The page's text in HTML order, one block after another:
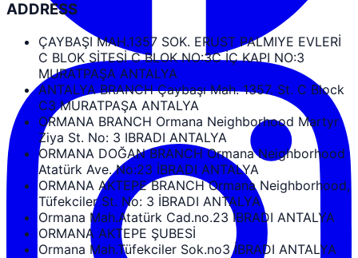
ADDRESS
ÇAYBAŞI MAH.1357 SOK. ERUST PALMIYE EVLERİ
C BLOK SİTESİ C BLOK NO:3C İÇ KAPI NO:3
MURATPAŞA ANTALYA
ANTALYA BRANCH Çaybaşı Mah. 1357. St. C Block
C3 MURATPAŞA ANTALYA
ORMANA BRANCH Ormana Neighborhood Martyr
Ziya St. No: 3 IBRADI ANTALYA
ORMANA DOĞAN BRANCH Ormana Neighborhood
Atatürk Ave. No:23 İBRADI ANTALYA
ORMANA AKTEPE BRANCH Ormana Neighborhood,
Tüfekciler St. No: 3 İBRADI ANTALYA
Ormana Mah.Atatürk Cad.no.23 İBRADI ANTALYA
ORMANA AKTEPE ŞUBESİ
Ormana Mah.Tüfekciler Sok.no3 İBRADI ANTALYA